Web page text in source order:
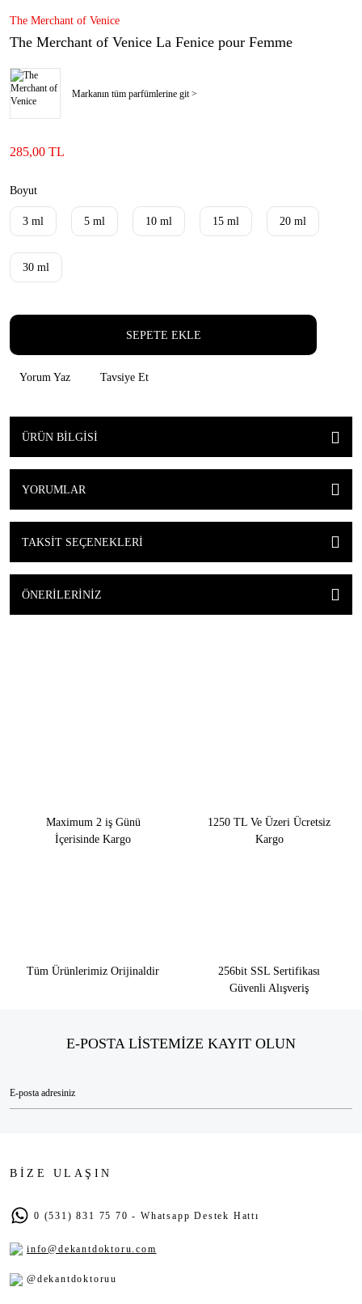
The Merchant of Venice
The Merchant of Venice La Fenice pour Femme
Markanın tüm parfümlerine git >
285,00 TL
Boyut
3 ml 5 ml 10 ml 15 ml 20 ml
30 ml
SEPETE EKLE
Yorum Yaz Tavsiye Et
ÜRÜN BILGISI
YORUMLAR
TAKSIT SEÇENEKLERI
ÖNERILERINIZ
Maximum 2 iş Günü
İçerisinde Kargo
1250 TL Ve Üzeri Ücretsiz
Kargo
Tüm Ürünlerimiz Orijinaldir
256bit SSL Sertifikası
Güvenli Alışveriş
E-POSTA LİSTEMİZE KAYIT OLUN
BİZE ULAŞIN
0 (531) 831 75 70 - Whatsapp Destek Hattı
info@dekantdoktoru.com
@dekantdoktoruu